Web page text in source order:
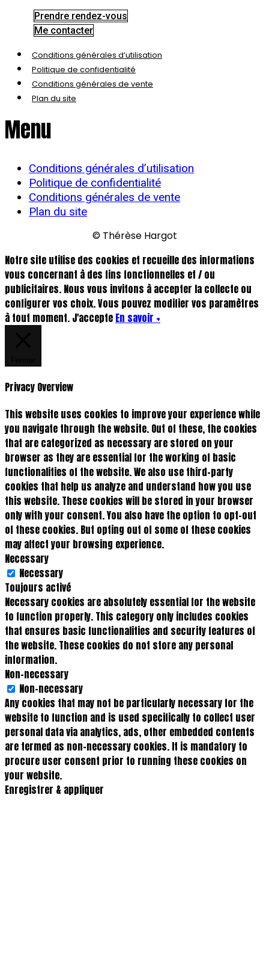
Prendre rendez-vous
Me contacter
Conditions générales d’utilisation
Politique de confidentialité
Conditions générales de vente
Plan du site
Menu
Conditions générales d’utilisation
Politique de confidentialité
Conditions générales de vente
Plan du site
© Thérèse Hargot
Notre site utilise des cookies et recueille des informations
vous concernant à des fins fonctionnelles et / ou
publicitaires. Nous vous invitons à accepter la collecte ou
configurer vos choix. Vous pouvez modifier vos paramètres
à tout moment. J'accepte En savoir +
Privacy Overview
This website uses cookies to improve your experience while
you navigate through the website. Out of these, the cookies
that are categorized as necessary are stored on your
browser as they are essential for the working of basic
functionalities of the website. We also use third-party
cookies that help us analyze and understand how you use
this website. These cookies will be stored in your browser
only with your consent. You also have the option to opt-out
of these cookies. But opting out of some of these cookies
may affect your browsing experience.
Necessary
Necessary
Toujours activé
Necessary cookies are absolutely essential for the website
to function properly. This category only includes cookies
that ensures basic functionalities and security features of
the website. These cookies do not store any personal
information.
Non-necessary
Non-necessary
Any cookies that may not be particularly necessary for the
website to function and is used specifically to collect user
personal data via analytics, ads, other embedded contents
are termed as non-necessary cookies. It is mandatory to
procure user consent prior to running these cookies on
your website.
Enregistrer & appliquer